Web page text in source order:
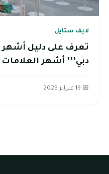
لايف ستايل
تعرف على دليل
دبي’’’ أشهر العلامات
📅 19 فبراير 2025